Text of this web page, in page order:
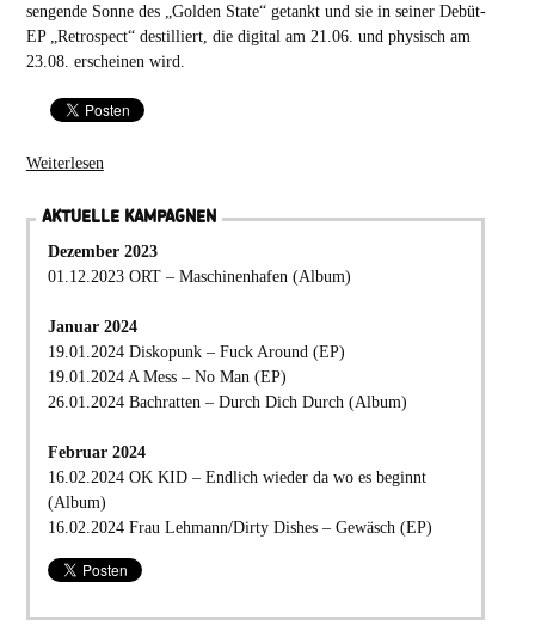
sengende Sonne des „Golden State“ getankt und sie in seiner Debüt-
EP „Retrospect“ destilliert, die digital am 21.06. und physisch am
23.08. erscheinen wird.
Weiterlesen
AKTUELLE KAMPAGNEN
Dezember 2023
01.12.2023 ORT – Maschinenhafen (Album)
Januar 2024
19.01.2024 Diskopunk – Fuck Around (EP)
19.01.2024 A Mess – No Man (EP)
26.01.2024 Bachratten – Durch Dich Durch (Album)
Februar 2024
16.02.2024 OK KID – Endlich wieder da wo es beginnt
(Album)
16.02.2024 Frau Lehmann/Dirty Dishes – Gewäsch (EP)